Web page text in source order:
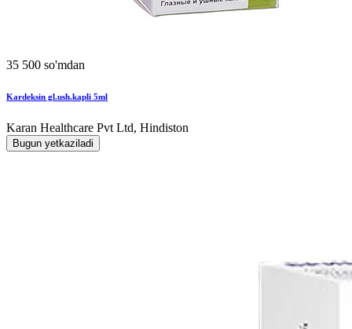
35 500 so'mdan
Kardeksin gl.ush.kapli 5ml
Karan Healthcare Pvt Ltd, Hindiston
Bugun yetkaziladi